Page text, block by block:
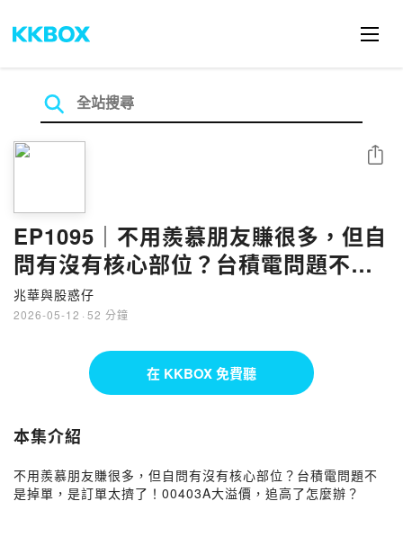
EP1095｜不用羨慕朋友賺很多，但自
問有沒有核心部位？台積電問題不是
掉單，是訂單太擠了！00403A大溢
價，追高了怎麼辦？ft.AI達人 蔡明翰
兆華與股惑仔
2026-05-12 · 52 分鐘
分享
在 KKBOX 免費聽
本集介紹
不用羨慕朋友賺很多，但自問有沒有核心部位？台積電問題不
是掉單，是訂單太擠了！00403A大溢價，追高了怎麼辦？